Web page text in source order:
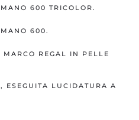
600 TRICOLOR.
600.
MARCO REGAL IN PELLE
ESEGUITA LUCIDATURA A